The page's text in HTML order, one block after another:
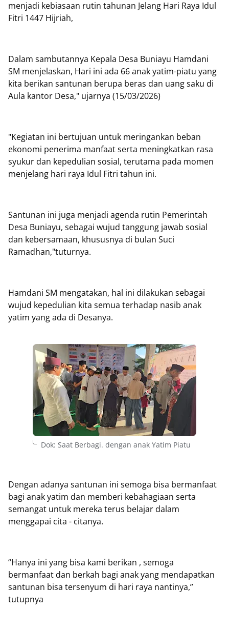
menjadi kebiasaan rutin tahunan Jelang Hari Raya Idul
Fitri 1447 Hijriah,
Dalam sambutannya Kepala Desa Buniayu Hamdani
SM menjelaskan, Hari ini ada 66 anak yatim-piatu yang
kita berikan santunan berupa beras dan uang saku di
Aula kantor Desa," ujarnya (15/03/2026)
"Kegiatan ini bertujuan untuk meringankan beban
ekonomi penerima manfaat serta meningkatkan rasa
syukur dan kepedulian sosial, terutama pada momen
menjelang hari raya Idul Fitri tahun ini.
Santunan ini juga menjadi agenda rutin Pemerintah
Desa Buniayu, sebagai wujud tanggung jawab sosial
dan kebersamaan, khususnya di bulan Suci
Ramadhan,"tuturnya.
Hamdani SM mengatakan, hal ini dilakukan sebagai
wujud kepedulian kita semua terhadap nasib anak
yatim yang ada di Desanya.
Dok: Saat Berbagi. dengan anak Yatim Piatu
Dengan adanya santunan ini semoga bisa bermanfaat
bagi anak yatim dan memberi kebahagiaan serta
semangat untuk mereka terus belajar dalam
menggapai cita - citanya.
“Hanya ini yang bisa kami berikan , semoga
bermanfaat dan berkah bagi anak yang mendapatkan
santunan bisa tersenyum di hari raya nantinya,”
tutupnya